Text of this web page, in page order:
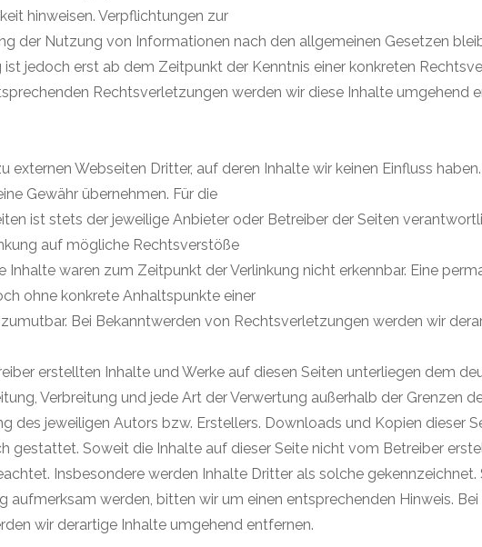
hinweisen. Verpflichtungen zur
der Nutzung von Informationen nach den allgemeinen Gesetzen
jedoch erst ab dem Zeitpunkt der Kenntnis einer konkreten
Rechtsverletzungen werden wir diese Inhalte umgehend
externen Webseiten Dritter, auf deren Inhalte wir keinen Einfluss
Gewähr übernehmen. Für die
ist stets der jeweilige Anbieter oder Betreiber der Seiten
auf mögliche Rechtsverstöße
Inhalte waren zum Zeitpunkt der Verlinkung nicht erkennbar. Eine
ohne konkrete Anhaltspunkte einer
Bei Bekanntwerden von Rechtsverletzungen werden wir
erstellten Inhalte und Werke auf diesen Seiten unterliegen dem
Verbreitung und jede Art der Verwertung außerhalb der Grenzen
des jeweiligen Autors bzw. Erstellers. Downloads und Kopien dieser
gestattet. Soweit die Inhalte auf dieser Seite nicht vom Betreiber
Insbesondere werden Inhalte Dritter als solche
aufmerksam werden, bitten wir um einen entsprechenden Hinweis.
wir derartige Inhalte umgehend entfernen.